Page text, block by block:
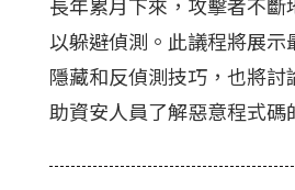
長年累月下來，攻擊者不斷
以躲避偵測。此議程將展示
隱藏和反偵測技巧，也將討
助資安人員了解惡意程式碼